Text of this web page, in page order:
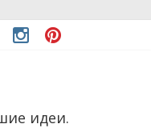
идеи.